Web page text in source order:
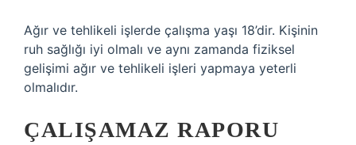
Ağır ve tehlikeli işlerde çalışma yaşı 18’dir. Kişinin
ruh sağlığı iyi olmalı ve aynı zamanda fiziksel
gelişimi ağır ve tehlikeli işleri yapmaya yeterli
olmalıdır.
ÇALIŞAMAZ RAPORU